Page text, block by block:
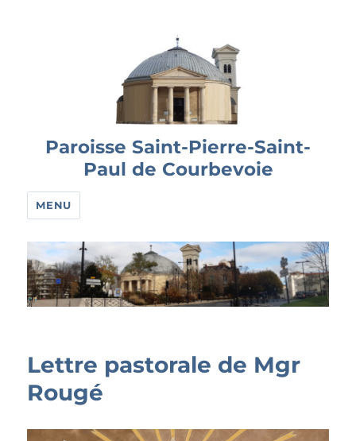
Paroisse Saint-Pierre-Saint-
Paul de Courbevoie
MENU
Lettre pastorale de Mgr
Rougé